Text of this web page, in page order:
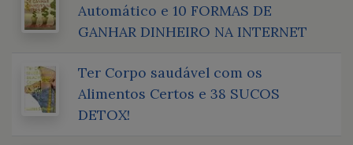
Automático e 10 FORMAS DE
GANHAR DINHEIRO NA INTERNET
Ter Corpo saudável com os
Alimentos Certos e 38 SUCOS
DETOX!